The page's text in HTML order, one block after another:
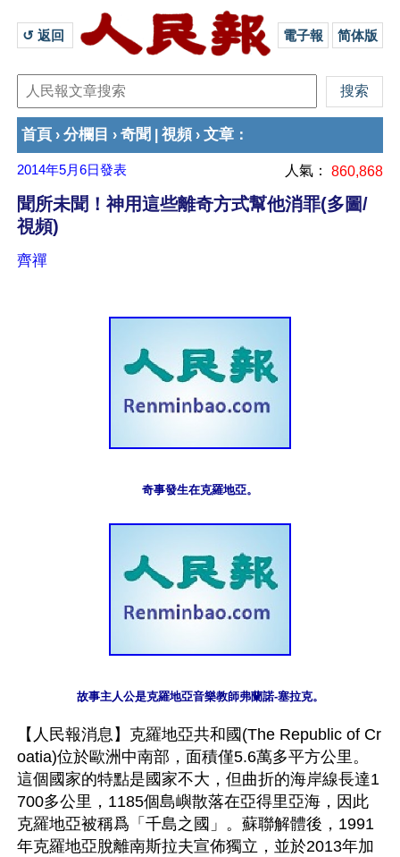
↺ 返回 電子報 简体版
首頁 › 分欄目 › 奇聞 視頻 › 文章 ：
2014年5月6日發表 人氣： 860,868
聞所未聞！神用這些離奇方式幫他消罪(多圖/
視頻)
齊禪
奇事發生在克羅地亞。
故事主人公是克羅地亞音樂教師弗蘭諾-塞拉克。
【人民報消息】克羅地亞共和國(The Republic of Cr
oatia)位於歐洲中南部，面積僅5.6萬多平方公里。
這個國家的特點是國家不大，但曲折的海岸線長達1
700多公里，1185個島嶼散落在亞得里亞海，因此
克羅地亞被稱爲「千島之國」。蘇聯解體後，1991
年克羅地亞脫離南斯拉夫宣佈獨立，並於2013年加